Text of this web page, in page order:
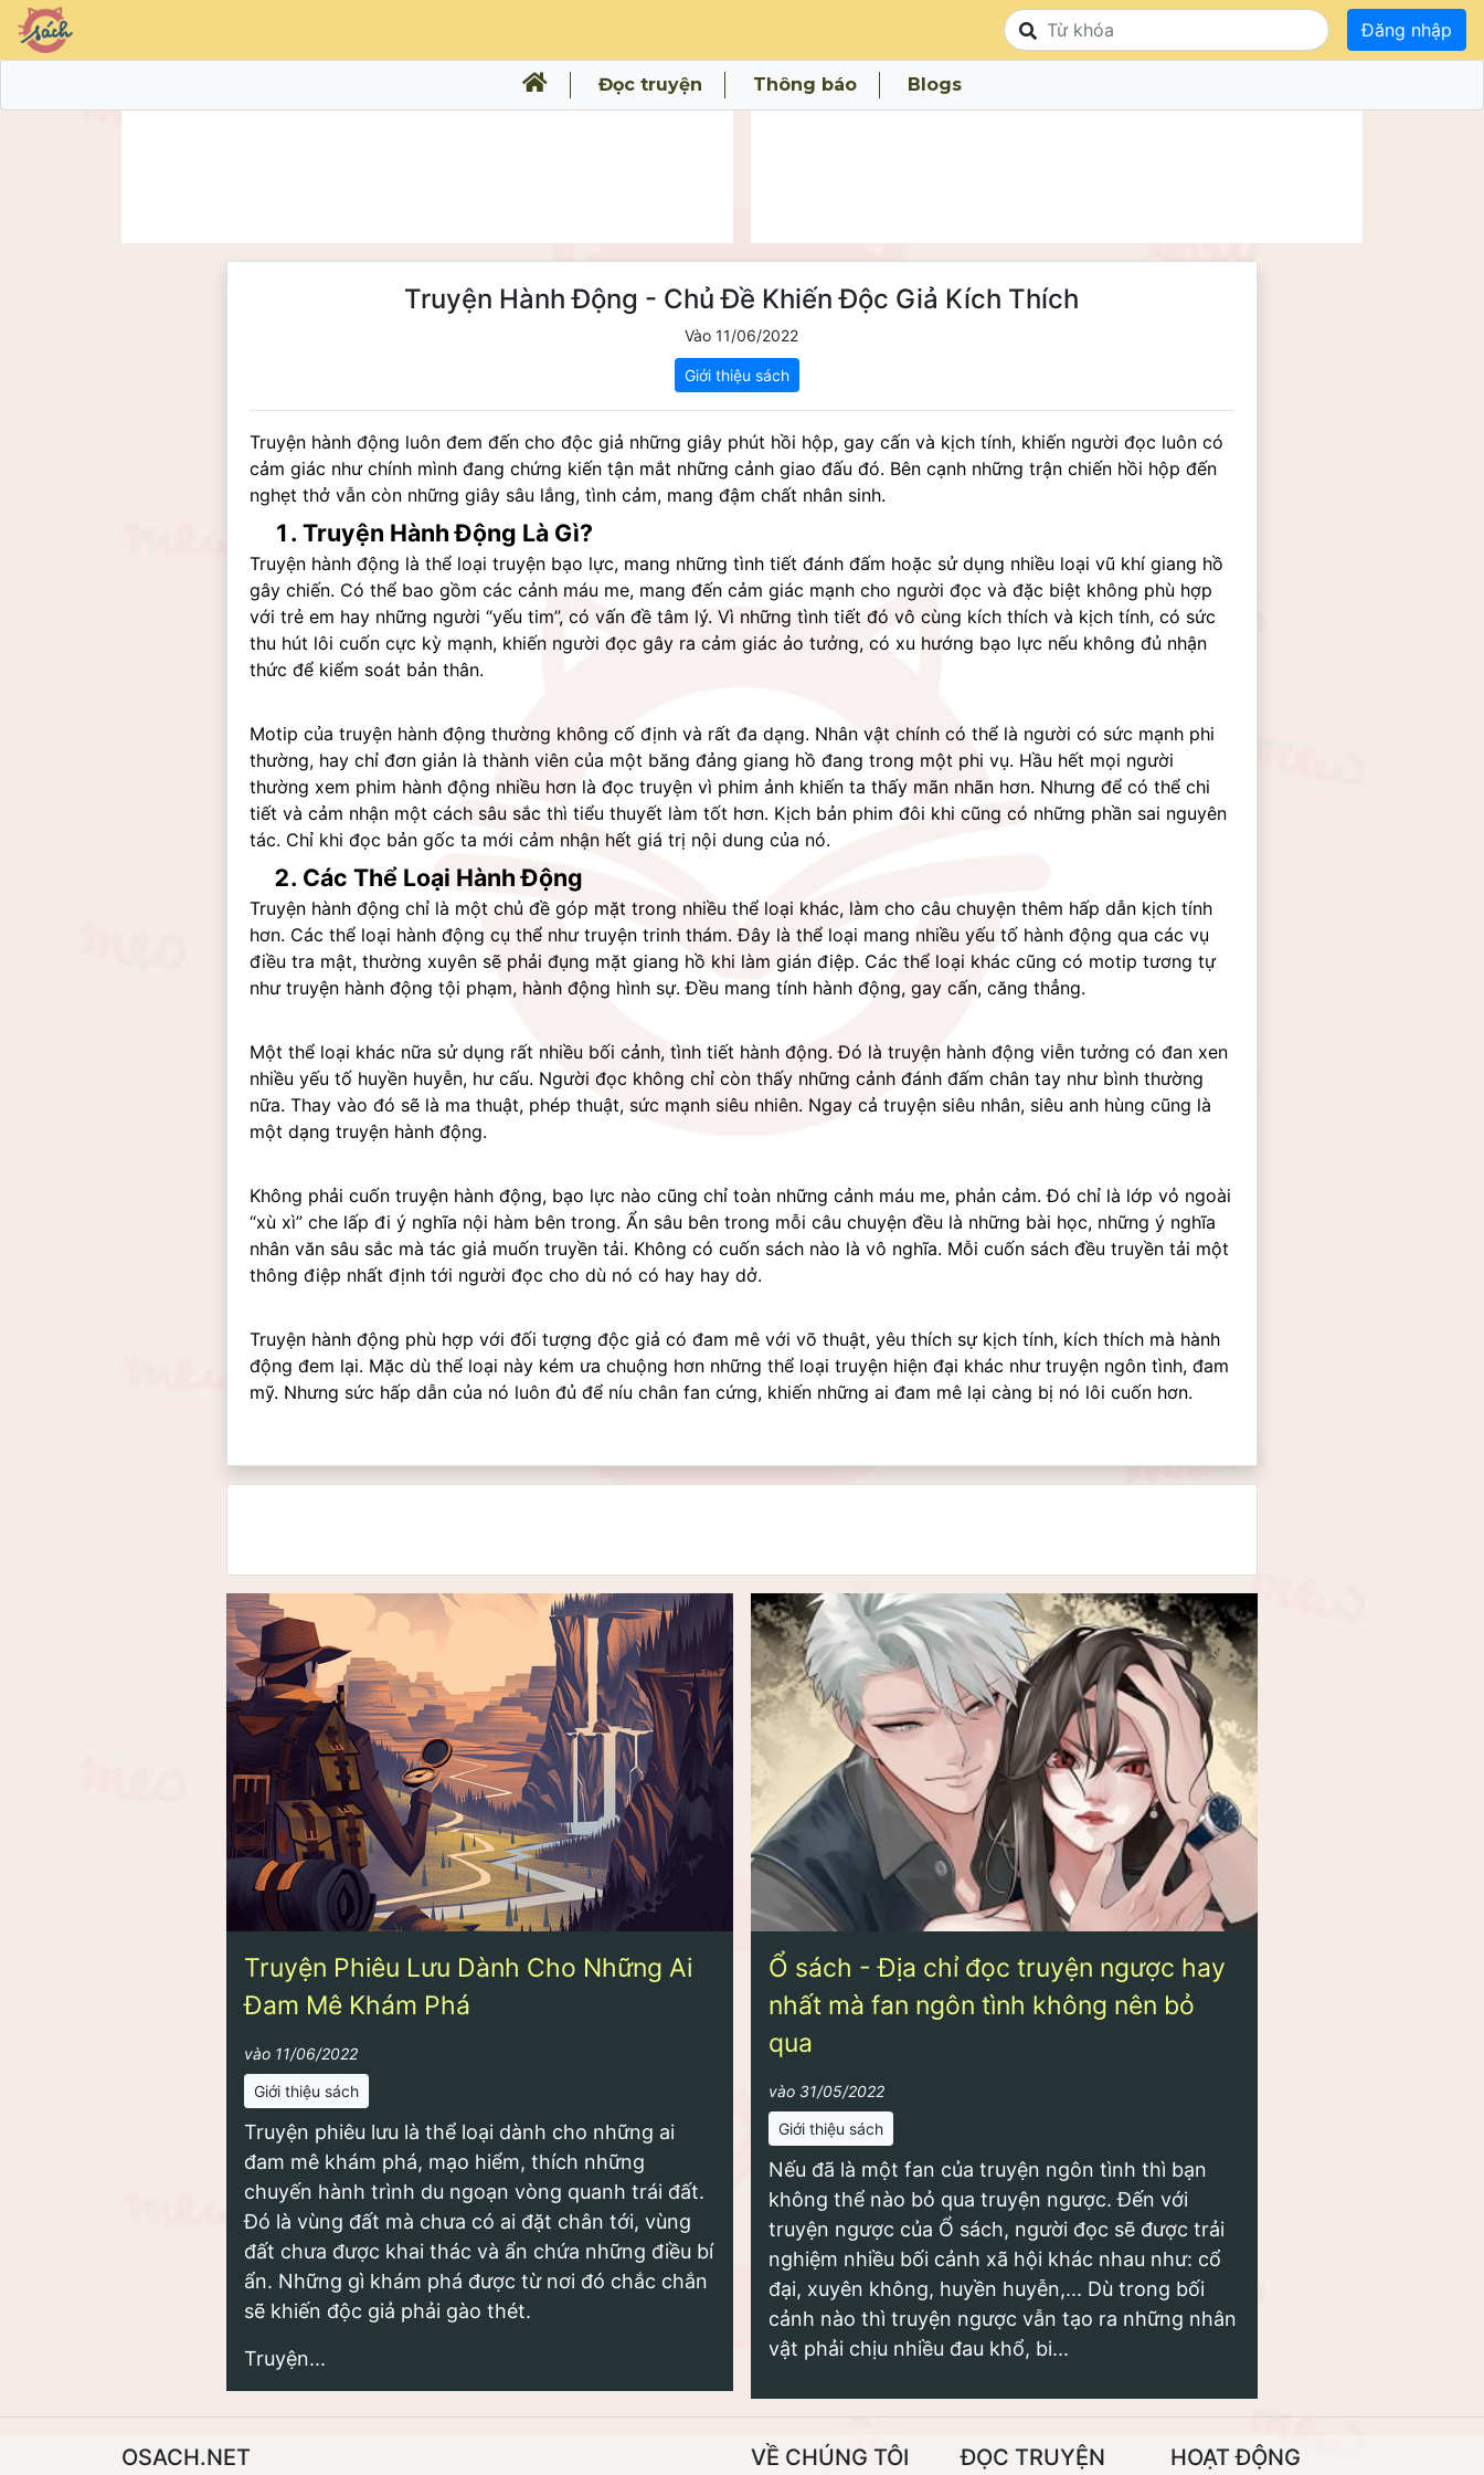
Đăng nhập
Đọc truyện Thông báo Blogs
Truyện Hành Động - Chủ Đề Khiến Độc Giả Kích Thích
Vào 11/06/2022
Giới thiệu sách
Truyện hành động luôn đem đến cho độc giả những giây phút hồi hộp, gay cấn và kịch tính, khiến người đọc luôn có
cảm giác như chính mình đang chứng kiến tận mắt những cảnh giao đấu đó. Bên cạnh những trận chiến hồi hộp đến
nghẹt thở vẫn còn những giây sâu lắng, tình cảm, mang đậm chất nhân sinh.
Truyện Hành Động Là Gì?
Truyện hành động là thể loại truyện bạo lực, mang những tình tiết đánh đấm hoặc sử dụng nhiều loại vũ khí giang hồ
gây chiến. Có thể bao gồm các cảnh máu me, mang đến cảm giác mạnh cho người đọc và đặc biệt không phù hợp
với trẻ em hay những người “yếu tim”, có vấn đề tâm lý. Vì những tình tiết đó vô cùng kích thích và kịch tính, có sức
thu hút lôi cuốn cực kỳ mạnh, khiến người đọc gây ra cảm giác ảo tưởng, có xu hướng bạo lực nếu không đủ nhận
thức để kiểm soát bản thân.
Motip của truyện hành động thường không cố định và rất đa dạng. Nhân vật chính có thể là người có sức mạnh phi
thường, hay chỉ đơn giản là thành viên của một băng đảng giang hồ đang trong một phi vụ. Hầu hết mọi người
thường xem phim hành động nhiều hơn là đọc truyện vì phim ảnh khiến ta thấy mãn nhãn hơn. Nhưng để có thể chi
tiết và cảm nhận một cách sâu sắc thì tiểu thuyết làm tốt hơn. Kịch bản phim đôi khi cũng có những phần sai nguyên
tác. Chỉ khi đọc bản gốc ta mới cảm nhận hết giá trị nội dung của nó.
Các Thể Loại Hành Động
Truyện hành động chỉ là một chủ đề góp mặt trong nhiều thể loại khác, làm cho câu chuyện thêm hấp dẫn kịch tính
hơn. Các thể loại hành động cụ thể như truyện trinh thám. Đây là thể loại mang nhiều yếu tố hành động qua các vụ
điều tra mật, thường xuyên sẽ phải đụng mặt giang hồ khi làm gián điệp. Các thể loại khác cũng có motip tương tự
như truyện hành động tội phạm, hành động hình sự. Đều mang tính hành động, gay cấn, căng thẳng.
Một thể loại khác nữa sử dụng rất nhiều bối cảnh, tình tiết hành động. Đó là truyện hành động viễn tưởng có đan xen
nhiều yếu tố huyền huyễn, hư cấu. Người đọc không chỉ còn thấy những cảnh đánh đấm chân tay như bình thường
nữa. Thay vào đó sẽ là ma thuật, phép thuật, sức mạnh siêu nhiên. Ngay cả truyện siêu nhân, siêu anh hùng cũng là
một dạng truyện hành động.
Không phải cuốn truyện hành động, bạo lực nào cũng chỉ toàn những cảnh máu me, phản cảm. Đó chỉ là lớp vỏ ngoài
“xù xì” che lấp đi ý nghĩa nội hàm bên trong. Ẩn sâu bên trong mỗi câu chuyện đều là những bài học, những ý nghĩa
nhân văn sâu sắc mà tác giả muốn truyền tải. Không có cuốn sách nào là vô nghĩa. Mỗi cuốn sách đều truyền tải một
thông điệp nhất định tới người đọc cho dù nó có hay hay dở.
Truyện hành động phù hợp với đối tượng độc giả có đam mê với võ thuật, yêu thích sự kịch tính, kích thích mà hành
động đem lại. Mặc dù thể loại này kém ưa chuộng hơn những thể loại truyện hiện đại khác như truyện ngôn tình, đam
mỹ. Nhưng sức hấp dẫn của nó luôn đủ để níu chân fan cứng, khiến những ai đam mê lại càng bị nó lôi cuốn hơn.
Truyện Phiêu Lưu Dành Cho Những Ai
Đam Mê Khám Phá
vào 11/06/2022
Giới thiệu sách
Truyện phiêu lưu là thể loại dành cho những ai
đam mê khám phá, mạo hiểm, thích những
chuyến hành trình du ngoạn vòng quanh trái đất.
Đó là vùng đất mà chưa có ai đặt chân tới, vùng
đất chưa được khai thác và ẩn chứa những điều bí
ẩn. Những gì khám phá được từ nơi đó chắc chắn
sẽ khiến độc giả phải gào thét.
Truyện...
Ổ sách - Địa chỉ đọc truyện ngược hay
nhất mà fan ngôn tình không nên bỏ
qua
vào 31/05/2022
Giới thiệu sách
Nếu đã là một fan của truyện ngôn tình thì bạn
không thể nào bỏ qua truyện ngược. Đến với
truyện ngược của Ổ sách, người đọc sẽ được trải
nghiệm nhiều bối cảnh xã hội khác nhau như: cổ
đại, xuyên không, huyền huyễn,... Dù trong bối
cảnh nào thì truyện ngược vẫn tạo ra những nhân
vật phải chịu nhiều đau khổ, bi...
OSACH.NET VỀ CHÚNG TÔI ĐỌC TRUYỆN HOẠT ĐỘNG